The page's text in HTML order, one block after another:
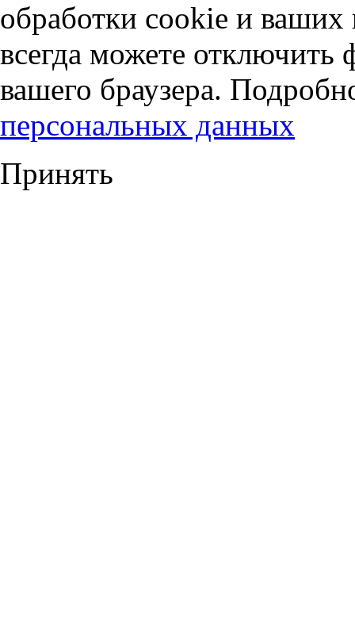
обработки cookie и
всегда можете отключить
вашего браузера.
персональных данных
Принять